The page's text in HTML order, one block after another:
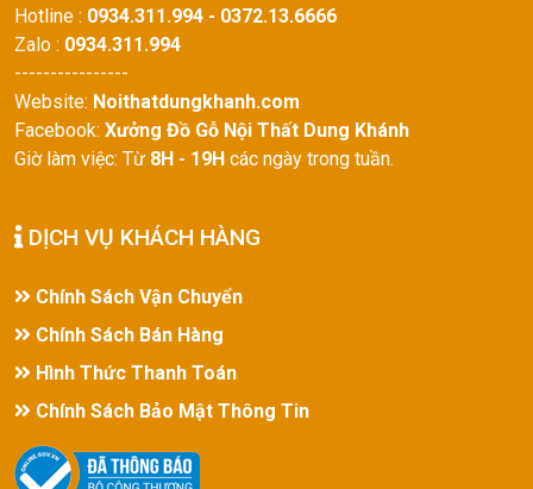
Hotline : 0934.311.994 - 0372.13.6666
Zalo : 0934.311.994
----------------
Website: Noithatdungkhanh.com
Facebook: Xưởng Đồ Gỗ Nội Thất Dung Khánh
Giờ làm việc: Từ 8H - 19H các ngày trong tuần.
DỊCH VỤ KHÁCH HÀNG
Chính Sách Vận Chuyển
Chính Sách Bán Hàng
Hình Thức Thanh Toán
Chính Sách Bảo Mật Thông Tin